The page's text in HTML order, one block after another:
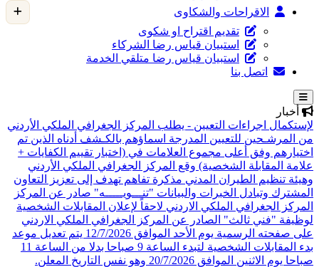
الاقراحات والشكاوى
تقديم اقتراح او شكوى
استبيان قياس رضا الشركاء
استبيان قياس رضا متلقي الخدمة
اتصل بنا
أخبار
لإستكمال اجراءات التعيين - يطلب المركز الجغرافي الملكي الأردني
من المرشـحين للتعيين المدرجة اسماؤهم بالكـشف أدناه الذين تم
اختيارهم وفق أعلى مجموع العلامات في (اختبار تقييم الكفايات +
علامة المقابلة الشخصية) وقع المركز الجغرافي الملكي الأردني
وهيئة تنظيم الطيران المدني مذكرة تفاهم تهدف إلى تعزيز التعاون
المشترك وتبادل الخبرات والبيانات "تنـــويـــــه" صادر عن المركز
المركز الجغرافي الملكي الاردني لاحقاً لإعلان المقابلات الشخصية
لوظيفة "فني ثالث" الصادر عن المركز الجغرافي الملكي الاردني
على صفحته الرسمية يوم الأحد الموافق 12/7/2026 يتم تعديل موعد
بدء المقابلات الشخصية لتبدء الساعة 9 صباحا بدلا من الساعة 11
صباحا يوم الاثنين الموافق 20/7/2026 وهو نفس التاريخ المعلن.